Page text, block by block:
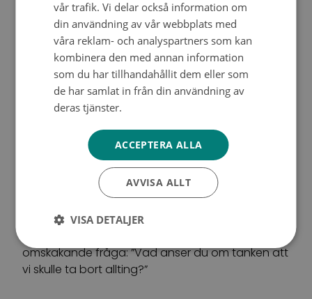
exakt så som mamman.
Men det blev inte så. Då föll Janina ner på knä
och grät. ”Det var ett känsloladdat ögonblick.
Jag insåg hur tidigt cancern hade upptäckts,
och till all lycka var jag med om den där
mammografin”.
Sedan ringde läkaren och berättade att Janina
bär på en sällsynt BRCA 2-gen, som medför ökad
risk för cancer i såväl bröst som äggstockar.
Janina bär alltså på en ärftlig genetisk defekt.
Det visade sig att sannolikheten var stor för ett
omskakande fråga: ”Vad anser du om tanken att
vi skulle ta bort allting?”
vår trafik. Vi delar också information om
din användning av vår webbplats med
våra reklam- och analyspartners som kan
kombinera den med annan information
som du har tillhandahållit dem eller som
de har samlat in från din användning av
deras tjänster.
ACCEPTERA ALLA
AVVISA ALLT
VISA DETALJER